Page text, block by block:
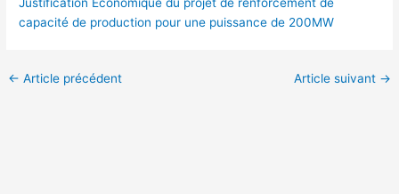
capacité de production pour une puissance de 200MW
← Article précédent Article suivant →